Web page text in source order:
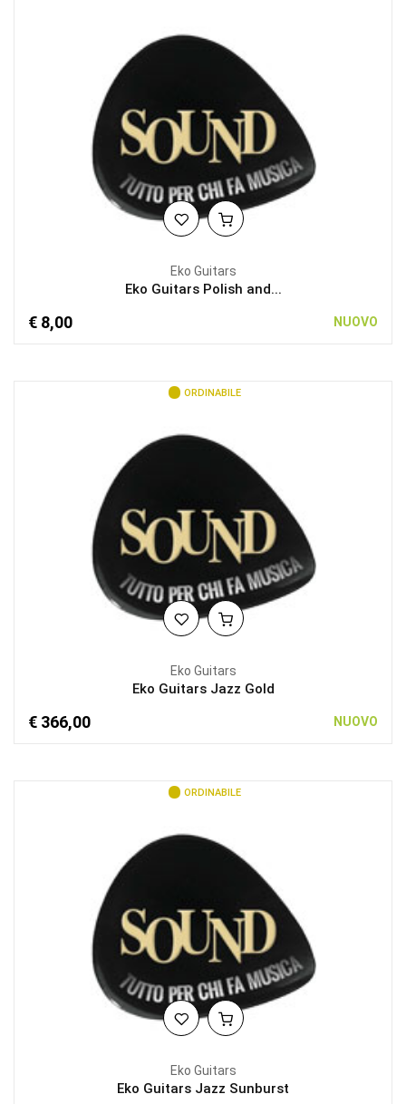
Eko Guitars
Eko Guitars Polish and...
€ 8,00 NUOVO
ORDINABILE
Eko Guitars
Eko Guitars Jazz Gold
€ 366,00 NUOVO
ORDINABILE
Eko Guitars
Eko Guitars Jazz Sunburst